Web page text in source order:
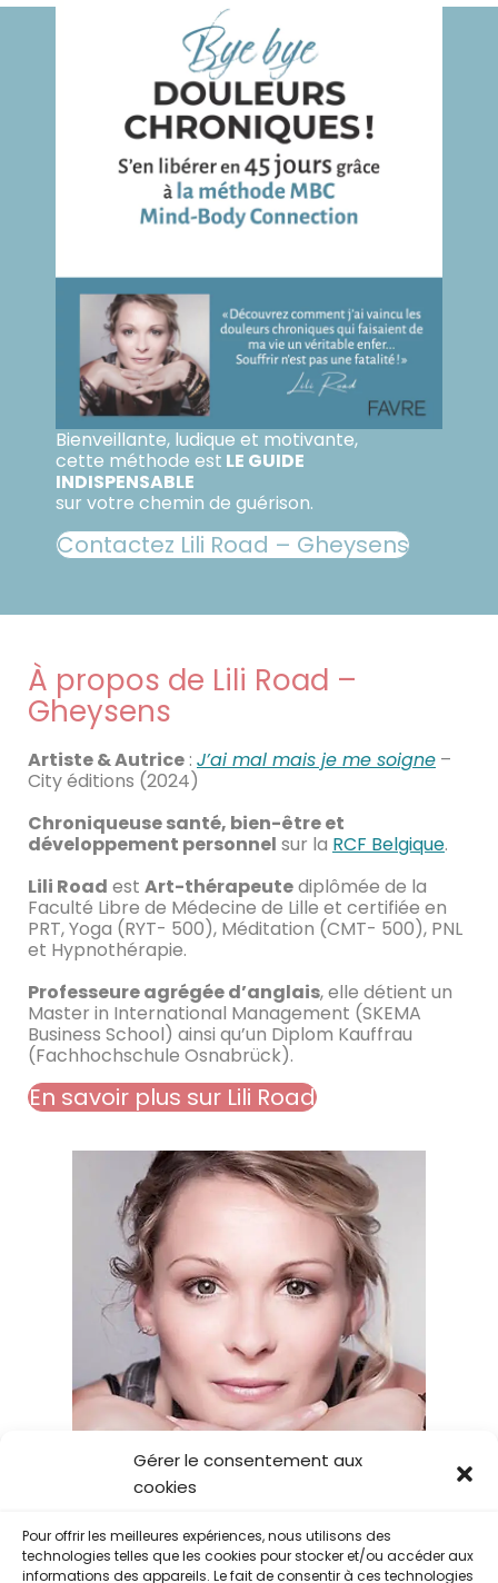
Gérer le consentement aux
cookies
Pour offrir les meilleures expériences, nous utilisons des
technologies telles que les cookies pour stocker et/ou accéder aux
informations des appareils. Le fait de consentir à ces technologies
Bienveillante, ludique et motivante,
cette méthode est LE GUIDE
INDISPENSABLE
sur votre chemin de guérison.
Contactez Lili Road – Gheysens
À propos de Lili Road –
Gheysens
Artiste & Autrice : J’ai mal mais je me soigne –
City éditions (2024)
Chroniqueuse santé, bien-être et
développement personnel sur la RCF Belgique.
Lili Road est Art-thérapeutediplômée de la
Faculté Libre de Médecine de Lille et certifiée en
PRT, Yoga (RYT- 500), Méditation (CMT- 500), PNL
et Hypnothérapie.
Professeure agrégée d’anglais, elle détient un
Master in International Management (SKEMA
Business School) ainsi qu’un Diplom Kauffrau
(Fachhochschule Osnabrück).
En savoir plus sur Lili Road